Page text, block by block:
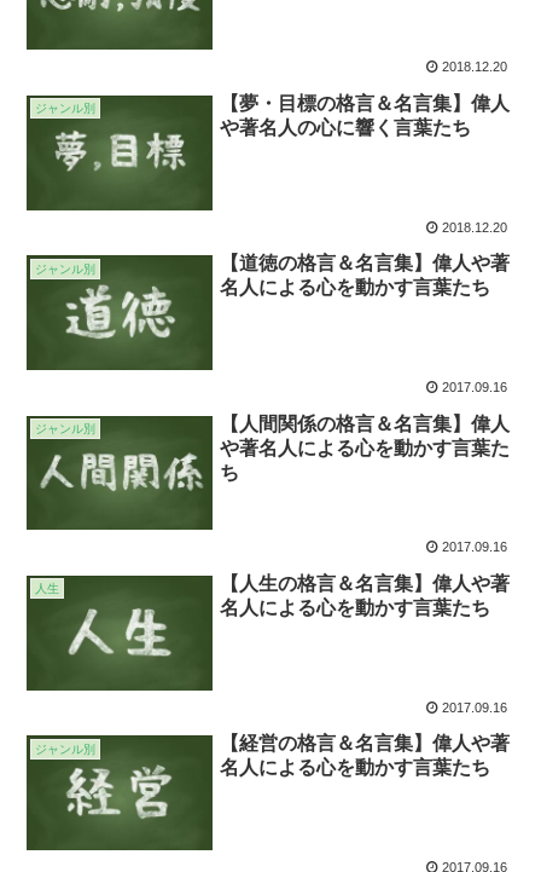
2018.12.20
ジャンル別
【夢・目標の格言＆名言集】偉人
や著名人の心に響く言葉たち
2018.12.20
ジャンル別
【道徳の格言＆名言集】偉人や著
名人による心を動かす言葉たち
2017.09.16
ジャンル別
【人間関係の格言＆名言集】偉人
や著名人による心を動かす言葉た
ち
2017.09.16
人生
【人生の格言＆名言集】偉人や著
名人による心を動かす言葉たち
2017.09.16
ジャンル別
【経営の格言＆名言集】偉人や著
名人による心を動かす言葉たち
2017.09.16